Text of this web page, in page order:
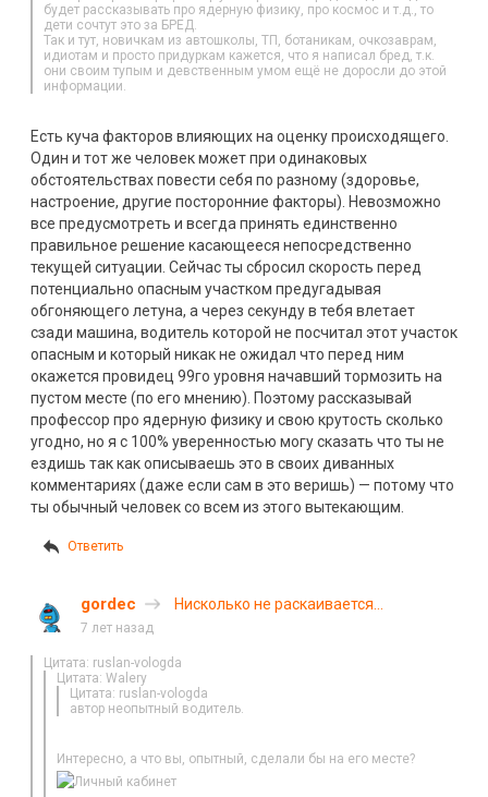
будет рассказывать про ядерную физику, про космос и т.д., то
дети сочтут это за БРЕД.
Так и тут, новичкам из автошколы, ТП, ботаникам, очкозаврам,
идиотам и просто придуркам кажется, что я написал бред, т.к.
они своим тупым и девственным умом ещё не доросли до этой
информации.
Есть куча факторов влияющих на оценку происходящего.
Один и тот же человек может при одинаковых
обстоятельствах повести себя по разному (здоровье,
настроение, другие посторонние факторы). Невозможно
все предусмотреть и всегда принять единственно
правильное решение касающееся непосредственно
текущей ситуации. Сейчас ты сбросил скорость перед
потенциально опасным участком предугадывая
обгоняющего летуна, а через секунду в тебя влетает
сзади машина, водитель которой не посчитал этот участок
опасным и который никак не ожидал что перед ним
окажется провидец 99го уровня начавший тормозить на
пустом месте (по его мнению). Поэтому рассказывай
профессор про ядерную физику и свою крутость сколько
угодно, но я с 100% уверенностью могу сказать что ты не
ездишь так как описываешь это в своих диванных
комментариях (даже если сам в это веришь) — потому что
ты обычный человек со всем из этого вытекающим.
Ответить
gordec
Нисколько не раскаивается
7 лет назад
Цитата: ruslan-vologda
Цитата: Walery
Цитата: ruslan-vologda
автор неопытный водитель.
Интересно, а что вы, опытный, сделали бы на его месте?